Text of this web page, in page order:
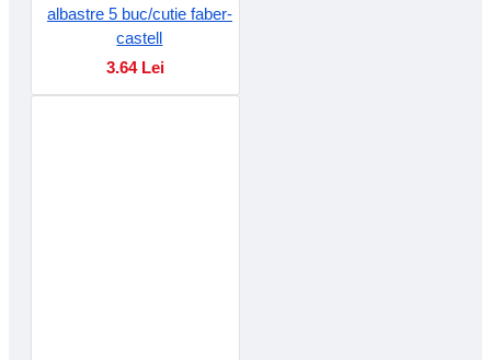
albastre 5 buc/cutie faber-
castell
3.64 Lei